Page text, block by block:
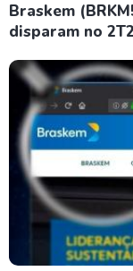
Braskem
disparam no